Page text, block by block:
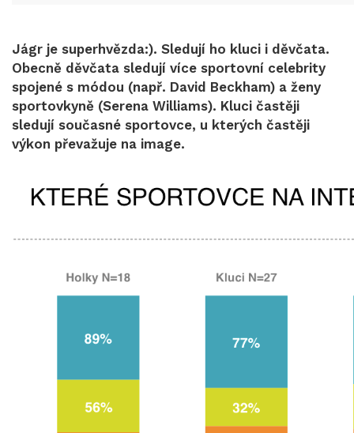
Jágr je superhvězda:). Sledují ho kluci i děvčata.
Obecně děvčata sledují více sportovní celebrity
spojené s módou (např. David Beckham) a ženy
sportovkyně (Serena Williams). Kluci častěji
sledují současné sportovce, u kterých častěji
výkon převažuje na image.